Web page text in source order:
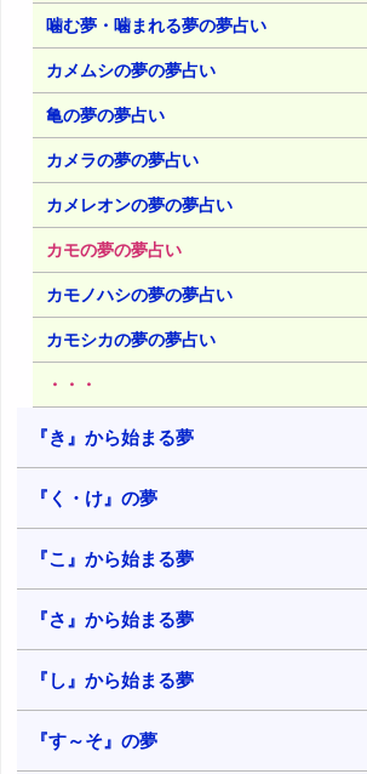
停滞
14. カラフルなカモの夢 - 奇抜・斬
新・個性
15. 派手な色のカモの夢 - 生命力・
美・性欲
16. パステルカラーのカモの夢 - 穏
やかや頼りなさ
30. 眠っているカモの夢 - 充電や無
防備
31. カモのくちばしの夢 - 言葉への
脅威
32. たくさんのカモの夢 - 強調や多
様性
33. カモの群れの夢 - 群れに対する
感情
噛む夢・噛まれる夢の夢占い
カメムシの夢の夢占い
亀の夢の夢占い
カメラの夢の夢占い
カメレオンの夢の夢占い
カモの夢の夢占い
カモノハシの夢の夢占い
カモシカの夢の夢占い
・・・
『き』から始まる夢
『く・け』の夢
『こ』から始まる夢
『さ』から始まる夢
『し』から始まる夢
『す～そ』の夢